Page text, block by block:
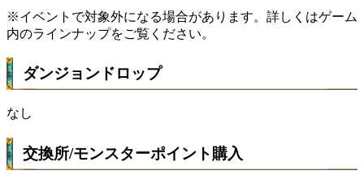
※イベントで対象外になる場合があります。詳しくはゲーム
内のラインナップをご覧ください。
ダンジョンドロップ
なし
交換所/モンスターポイント購入